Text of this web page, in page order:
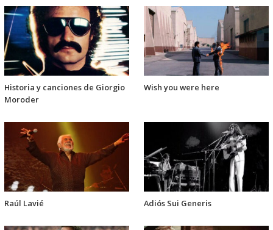
Historia y canciones de Giorgio
Moroder
Wish you were here
Raúl Lavié Adiós Sui Generis